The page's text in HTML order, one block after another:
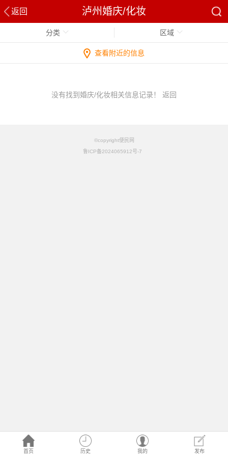
返回 泸州婚庆/化妆
首页 历史 我的 发布
分类 区域
查看附近的信息
没有找到婚庆/化妆相关信息记录！ 返回
©copyright便民网
鲁ICP备2024065912号-7